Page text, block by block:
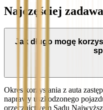
Najczęściej
Jak długo mogę
Okres korzystania z auta
naprawy uszkodzonego
orzecznictwem Sądu